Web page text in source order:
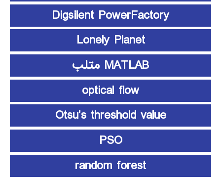
Digsilent PowerFactory
Lonely Planet
MATLAB متلب
optical flow
Otsu’s threshold value
PSO
random forest